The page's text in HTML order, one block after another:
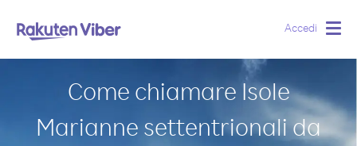
Accedi
Come chiamare Isole
Marianne settentrionali da